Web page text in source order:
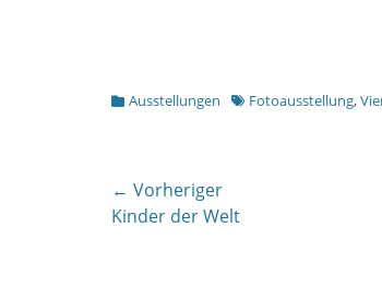
Kategorien
Ausstellungen Schlagworte
Fotoausstellung,
Beitragsnavigation
← Vorheriger
Vorheriger
Kinder der Welt